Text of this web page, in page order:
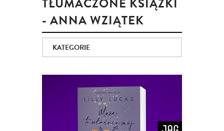
- ANNA WZIĄTEK
KATEGORIE